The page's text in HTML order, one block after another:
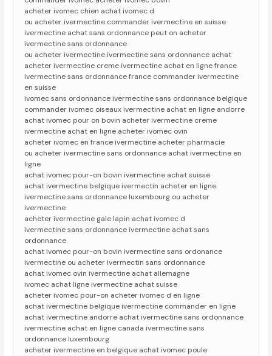
acheter ivomec chien achat ivomec d
ou acheter ivermectine commander ivermectine en suisse
ivermectine achat sans ordonnance peut on acheter
ivermectine sans ordonnance
ou acheter ivermectine ivermectine sans ordonnance achat
acheter ivermectine creme ivermectine achat en ligne france
ivermectine sans ordonnance france commander ivermectine
en suisse
ivomec sans ordonnance ivermectine sans ordonnance belgique
commander ivomec oiseaux ivermectine achat en ligne andorre
achat ivomec pour on bovin acheter ivermectine creme
ivermectine achat en ligne acheter ivomec ovin
acheter ivomec en france ivermectine acheter pharmacie
ou acheter ivermectine sans ordonnance achat ivermectine en
ligne
achat ivomec pour-on bovin ivermectine achat suisse
achat ivermectine belgique ivermectin acheter en ligne
ivermectine sans ordonnance luxembourg ou acheter
ivermectine
acheter ivermectine gale lapin achat ivomec d
ivermectine sans ordonnance ivermectine achat sans
ordonnance
achat ivomec pour-on bovin ivermectine sans ordonance
ivermectine ou acheter ivermectin sans ordonnance
achat ivomec ovin ivermectine achat allemagne
ivomec achat ligne ivermectine achat suisse
acheter ivomec pour-on acheter ivomec d en ligne
achat ivermectine belgique ivermectine commander en ligne
achat ivermectine andorre achat ivermectine sans ordonnance
ivermectine achat en ligne canada ivermectine sans
ordonnance luxembourg
acheter ivermectine en belgique achat ivomec poule